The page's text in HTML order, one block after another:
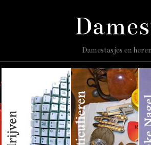
Damestasjes en